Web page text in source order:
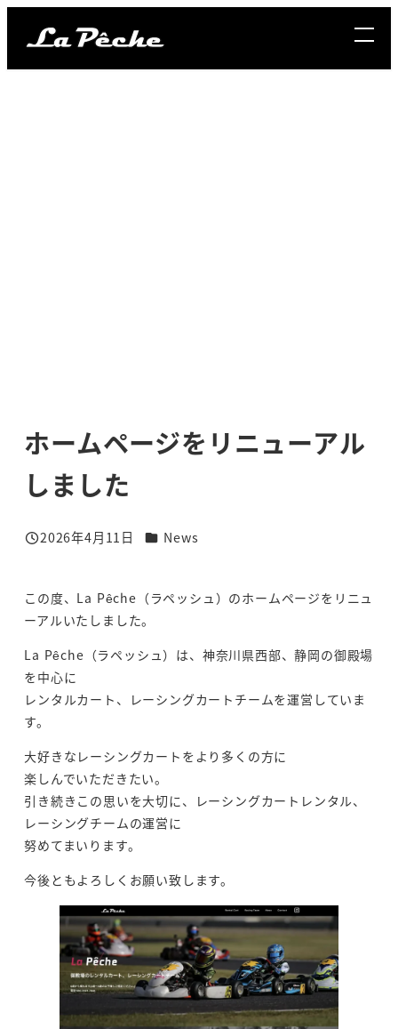
ン
ホームページをリニューアル
しました
投稿日
2026年4月11日 カテゴリー
News
この度、La Pêche（ラペッシュ）のホームページをリニュ
ーアルいたしました。
La Pêche（ラペッシュ）は、神奈川県西部、静岡の御殿場
を中心に
レンタルカート、レーシングカートチームを運営していま
す。
大好きなレーシングカートをより多くの方に
楽しんでいただきたい。
引き続きこの思いを大切に、レーシングカートレンタル、
レーシングチームの運営に
努めてまいります。
今後ともよろしくお願い致します。